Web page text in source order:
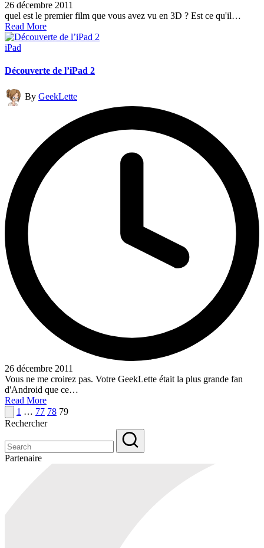
26 décembre 2011
quel est le premier film que vous avez vu en 3D ? Est ce qu'il…
Read More
Posted
iPad
Découverte de l’iPad 2
Posted
by
By GeekLette
26 décembre 2011
Vous ne me croirez pas. Votre GeekLette était la plus grande fan
d'Android que ce…
Read More
Pagination
des
publications
Previous
page
1 … 77 78 79
Rechercher
Partenaire